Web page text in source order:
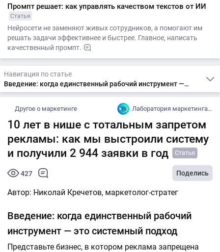
Промпт решает: как управлять качеством текстов от ИИ
Статья
Нейросети не заменяют живых сотрудников, а помогают им
решать задачи эффективнее и быстрее. Главное, написать
качественный промпт.
Навигация по статье
Введение: когда единственный рабочий инструмент — это системный подход
Другое о маркетинге Лаборатория маркетинга Krechetov Lab
10 лет в нише с тотальным запретом
рекламы: как мы выстроили систему
и получили 2 944 заявки в год
Статья
427 Поделись
Автор: Николай Кречетов, маркетолог-стратег
Введение: когда единственный рабочий
инструмент — это системный подход
Представьте бизнес, в котором реклама запрещена